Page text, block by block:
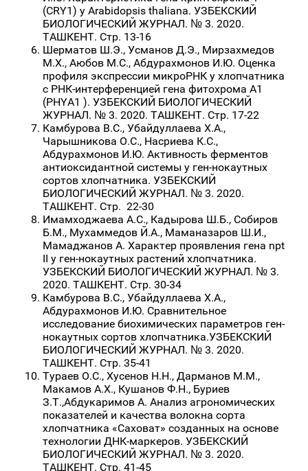
(CRY1) у Arabidopsis thaliana. УЗБЕКСКИЙ
БИОЛОГИЧЕСКИЙ ЖУРНАЛ. № 3. 2020.
ТАШКЕНТ. Стр. 13-16
Шерматов Ш.Э., Усманов Д.Э., Мирзахмедов
М.Х., Аюбов М.С., Абдурахмонов И.Ю. Оценка
профиля экспрессии микроРНК у хлопчатника
с РНК-интерференцией гена фитохрома А1
(PHYA1 ). УЗБЕКСКИЙ БИОЛОГИЧЕСКИЙ
ЖУРНАЛ. № 3. 2020. ТАШКЕНТ. Стр. 17-22
Камбурова В.С., Убайдуллаева Х.А.,
Чарышникова О.С., Насриева К.С.,
Абдурахмонов И.Ю. Активность ферментов
антиоксидантной системы у ген-нокаутных
сортов хлопчатника. УЗБЕКСКИЙ
БИОЛОГИЧЕСКИЙ ЖУРНАЛ. № 3. 2020.
ТАШКЕНТ. Стр. 22-30
Имамходжаева А.С., Кадырова Ш.Б., Собиров
Б.М., Мухаммедов Й.А., Маманазаров Ш.И.,
Мамаджанов А. Характер проявления гена npt
II у ген-нокаутных растений хлопчатника.
УЗБЕКСКИЙ БИОЛОГИЧЕСКИЙ ЖУРНАЛ. № 3.
2020. ТАШКЕНТ. Стр. 30-34
Камбурова В.С., Убайдуллаева Х.А.,
Абдурахмонов И.Ю. Сравнительное
исследование биохимических параметров ген-
нокаутных сортов хлопчатника.УЗБЕКСКИЙ
БИОЛОГИЧЕСКИЙ ЖУРНАЛ. № 3. 2020.
ТАШКЕНТ. Стр. 35-41
Тураев О.С., Хусенов Н.Н., Дарманов М.М.,
Макамов А.Х., Кушанов Ф.Н., Буриев
З.Т.,Абдукаримов А. Анализ агрономических
показателей и качества волокна сорта
хлопчатника «Саховат» созданных на основе
технологии ДНК-маркеров. УЗБЕКСКИЙ
БИОЛОГИЧЕСКИЙ ЖУРНАЛ. № 3. 2020.
ТАШКЕНТ. Стр. 41-45